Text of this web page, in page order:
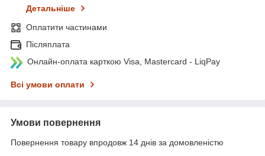
Детальніше
Оплатити частинами
Післяплата
Онлайн-оплата карткою Visa, Mastercard - LiqPay
Всі умови оплати
Умови повернення
Повернення товару впродовж 14 днів за домовленістю